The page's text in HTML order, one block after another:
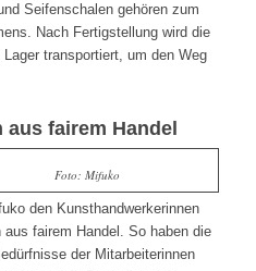
Seifenschalen gehören zum
Nach Fertigstellung wird die
transportiert, um den Weg
fairem Handel
Foto: Mifuko
den Kunsthandwerkerinnen
fairem Handel. So haben die
der Mitarbeiterinnen